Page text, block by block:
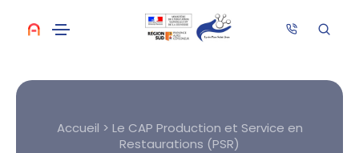
Accueil > Le CAP Production et Service en
Restaurations (PSR)